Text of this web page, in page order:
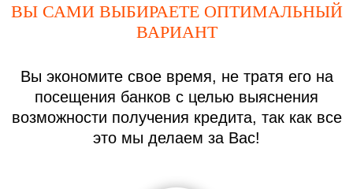
ВЫ САМИ ВЫБИРАЕТЕ ОПТИМАЛЬНЫЙ
ВАРИАНТ
Вы экономите свое время, не тратя его на
посещения банков с целью выяснения
возможности получения кредита, так как все
это мы делаем за Вас!